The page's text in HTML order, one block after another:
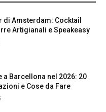
di Amsterdam: Cocktail
Artigianali e Speakeasy
a Barcellona nel 2026: 20
e Cose da Fare